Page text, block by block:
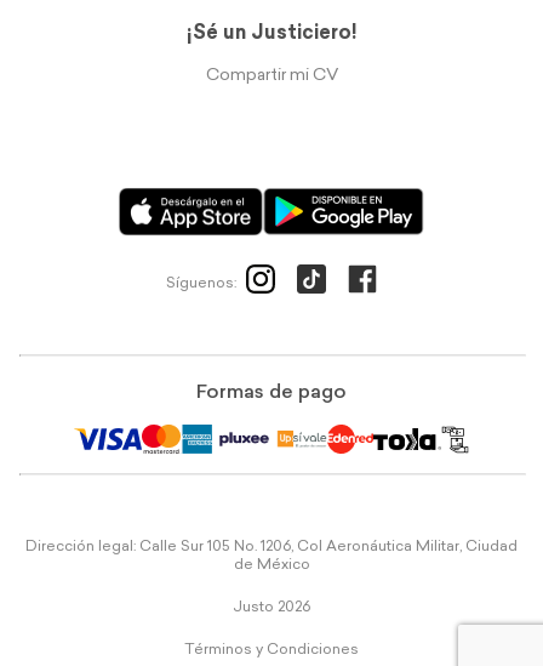
¡Sé un Justiciero!
Compartir mi CV
Síguenos:
Formas de pago
Dirección legal: Calle Sur 105 No. 1206, Col Aeronáutica Militar, Ciudad
de México
Justo 2026
Términos y Condiciones